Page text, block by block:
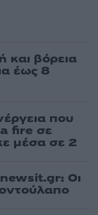
και βόρεια
έως 8
που
fire σε
μέσα σε 2
Οι